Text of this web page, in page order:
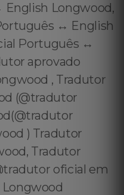
Longwood,
↔️ English
Português ↔️
aprovado
, Tradutor
(@tradutor
) Tradutor
Tradutor
oficial em